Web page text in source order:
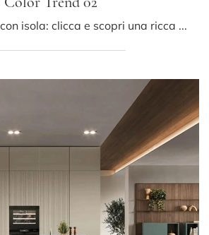
Cucine Moderne con isola: clicca e scopri una ricca gamma di soluzioni dell'azienda Stosa, tra cui il modello Color Trend 02.